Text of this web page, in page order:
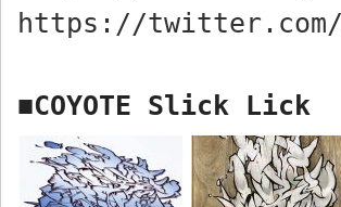
https://twitter.com/
■COYOTE Slick Lick